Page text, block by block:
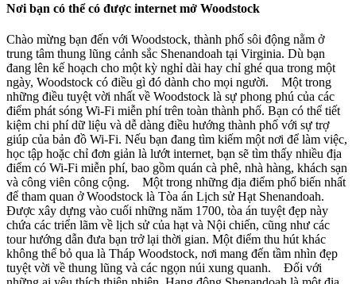
Nơi bạn có thể có được internet mở Woodstock
Chào mừng bạn đến với Woodstock, thành phố sôi động nằm ở
trung tâm thung lũng cảnh sắc Shenandoah tại Virginia. Dù bạn
đang lên kế hoạch cho một kỳ nghỉ dài hay chỉ ghé qua trong một
ngày, Woodstock có điều gì đó dành cho mọi người. Một trong
những điều tuyệt vời nhất về Woodstock là sự phong phú của các
điểm phát sóng Wi-Fi miễn phí trên toàn thành phố. Bạn có thể tiết
kiệm chi phí dữ liệu và dễ dàng điều hướng thành phố với sự trợ
giúp của bản đồ Wi-Fi. Nếu bạn đang tìm kiếm một nơi để làm việc,
học tập hoặc chỉ đơn giản là lướt internet, bạn sẽ tìm thấy nhiều địa
điểm có Wi-Fi miễn phí, bao gồm quán cà phê, nhà hàng, khách sạn
và công viên công cộng. Một trong những địa điểm phổ biến nhất
để tham quan ở Woodstock là Tòa án Lịch sử Hạt Shenandoah.
Được xây dựng vào cuối những năm 1700, tòa án tuyệt đẹp này
chứa các triển lãm về lịch sử của hạt và Nội chiến, cũng như các
tour hướng dẫn đưa bạn trở lại thời gian. Một điểm thu hút khác
không thể bỏ qua là Tháp Woodstock, nơi mang đến tầm nhìn đẹp
tuyệt vời về thung lũng và các ngọn núi xung quanh. Đối với